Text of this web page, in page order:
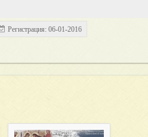
Регистрация: 06-01-2016